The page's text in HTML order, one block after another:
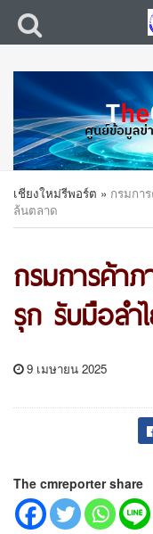
เชียงใหม่รีพอร์ต » กรมกา
ล้นตลาด
กรมการค้าภ
รุก รับมือลำ
9 เมษายน 2025
The cmreporter share